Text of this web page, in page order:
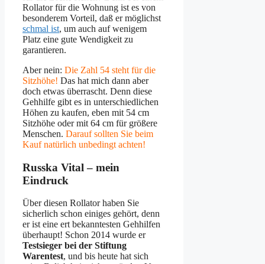
Rollator für die Wohnung ist es von
besonderem Vorteil, daß er möglichst
schmal ist, um auch auf wenigem
Platz eine gute Wendigkeit zu
garantieren.
Aber nein: Die Zahl 54 steht für die
Sitzhöhe! Das hat mich dann aber
doch etwas überrascht. Denn diese
Gehhilfe gibt es in unterschiedlichen
Höhen zu kaufen, eben mit 54 cm
Sitzhöhe oder mit 64 cm für größere
Menschen. Darauf sollten Sie beim
Kauf natürlich unbedingt achten!
Russka Vital – mein
Eindruck
Über diesen Rollator haben Sie
sicherlich schon einiges gehört, denn
er ist eine ert bekanntesten Gehhilfen
überhaupt! Schon 2014 wurde er
Testsieger bei der Stiftung
Warentest, und bis heute hat sich